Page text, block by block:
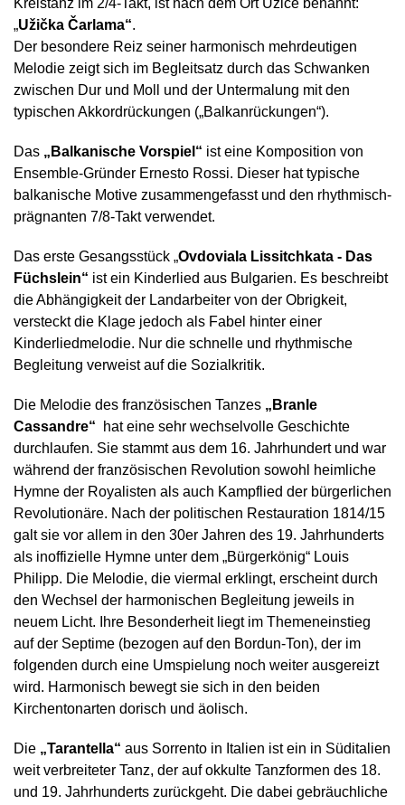
Kreistanz im 2/4-Takt, ist nach dem Ort Užice benannt:
„Užička Čarlama“.
Der besondere Reiz seiner harmonisch mehrdeutigen
Melodie zeigt sich im Begleitsatz durch das Schwanken
zwischen Dur und Moll und der Untermalung mit den
typischen Akkordrückungen („Balkanrückungen“).
Das „Balkanische Vorspiel“ ist eine Komposition von
Ensemble-Gründer Ernesto Rossi. Dieser hat typische
balkanische Motive zusammengefasst und den rhythmisch-
prägnanten 7/8-Takt verwendet.
Das erste Gesangsstück „Ovdoviala Lissitchkata - Das
Füchslein“ ist ein Kinderlied aus Bulgarien. Es beschreibt
die Abhängigkeit der Landarbeiter von der Obrigkeit,
versteckt die Klage jedoch als Fabel hinter einer
Kinderliedmelodie. Nur die schnelle und rhythmische
Begleitung verweist auf die Sozialkritik.
Die Melodie des französischen Tanzes „Branle
Cassandre“
hat eine sehr wechselvolle Geschichte
durchlaufen. Sie stammt aus dem 16. Jahrhundert und war
während der französischen Revolution sowohl heimliche
Hymne der Royalisten als auch Kampflied der bürgerlichen
Revolutionäre. Nach der politischen Restauration 1814/15
galt sie vor allem in den 30er Jahren des 19. Jahrhunderts
als inoffizielle Hymne unter dem „Bürgerkönig“ Louis
Philipp. Die Melodie, die viermal erklingt, erscheint durch
den Wechsel der harmonischen Begleitung jeweils in
neuem Licht. Ihre Besonderheit liegt im Themeneinstieg
auf der Septime (bezogen auf den Bordun-Ton), der im
folgenden durch eine Umspielung noch weiter ausgereizt
wird. Harmonisch bewegt sie sich in den beiden
Kirchentonarten dorisch und äolisch.
Die „Tarantella“ aus Sorrento in Italien ist ein in Süditalien
weit verbreiteter Tanz, der auf okkulte Tanzformen des 18.
und 19. Jahrhunderts zurückgeht. Die dabei gebräuchliche